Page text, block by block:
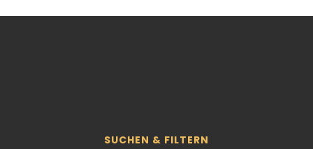
SUCHEN & FILTERN